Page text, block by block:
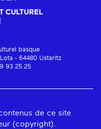
basque
- 64480 Ustaritz
93 25 25
de ce site
(copyright).